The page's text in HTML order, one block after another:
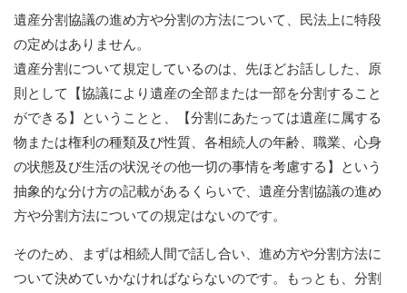
遺産分割協議の進め方や分割の方法について、民法上に特段
の定めはありません。
遺産分割について規定しているのは、先ほどお話しした、原
則として【協議により遺産の全部または一部を分割すること
ができる】ということと、【分割にあたっては遺産に属する
物または権利の種類及び性質、各相続人の年齢、職業、心身
の状態及び生活の状況その他一切の事情を考慮する】という
抽象的な分け方の記載があるくらいで、遺産分割協議の進め
方や分割方法についての規定はないのです。
そのため、まずは相続人間で話し合い、進め方や分割方法に
ついて決めていかなければならないのです。もっとも、分割